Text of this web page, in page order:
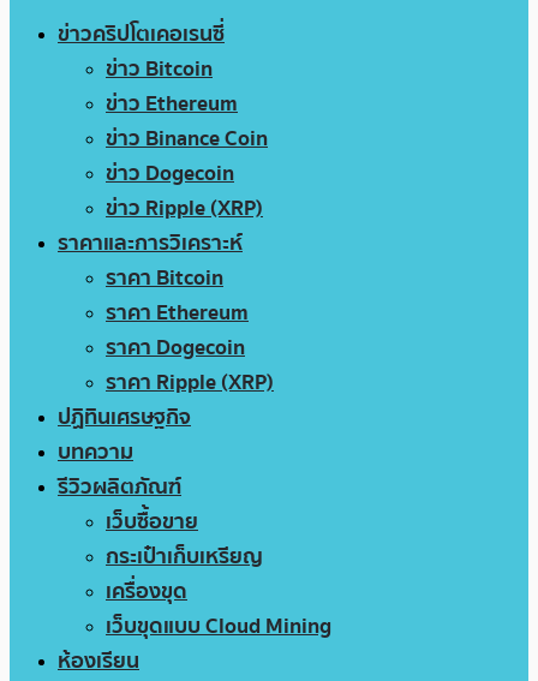
ข่าวคริปโตเคอเรนซี่
ข่าว Bitcoin
ข่าว Ethereum
ข่าว Binance Coin
ข่าว Dogecoin
ข่าว Ripple (XRP)
ราคาและการวิเคราะห์
ราคา Bitcoin
ราคา Ethereum
ราคา Dogecoin
ราคา Ripple (XRP)
ปฏิทินเศรษฐกิจ
บทความ
รีวิวผลิตภัณฑ์
เว็บซื้อขาย
กระเป๋าเก็บเหรียญ
เครื่องขุด
เว็บขุดแบบ Cloud Mining
ห้องเรียน